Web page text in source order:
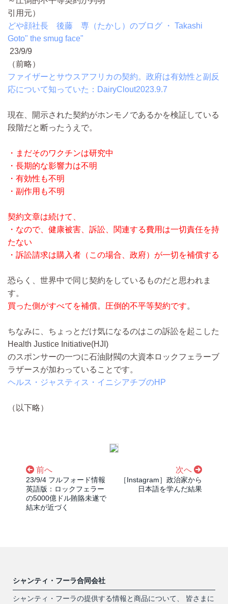
引用元）
どや顔社長 後藤 専（たかし）のブログ ・ Takashi
Goto" the smug face"
23/9/9
（前略）
ファイザーとサウスアフリカの契約。政府は有効性と副反
応について知っていた：DairyClout2023.9.7
現在、開示された契約がホンモノであるかを検証している
段階だと断ったうえで。
・まだそのワクチンは研究中
・長期的な影響力は不明
・有効性も不明
・副作用も不明
契約文章は続けて、
・なので、健康被害、訴訟、関連する費用は一切責任を持
たない
・訴訟請求は購入者（この場合、政府）が一切を補償する
恐らく、世界中で同じ契約をしているものだと思われま
す。
買った側がすべてを補償。圧倒的不平等契約です。
ちなみに、ちょっとだけ気になるのはこの訴訟を起こした
Health Justice Initiative(HJI)
のスポンサーの一つに石油財閥の大資本ロックフェラーブ
ラザースが加わっていることです。
ヘルス・ジャスティス・イニシアチブのHP
（以下略）
前へ
23/9/4 フルフォード情報
英語版：ロックフェラー
の5000億ドル賄賂未遂で
結末が近づく
次へ
［Instagram］政治家から
日本語を学んだ結果
シャンティ・フーラ合同会社
シャンティ・フーラの提供する情報と商品について、 皆さまに